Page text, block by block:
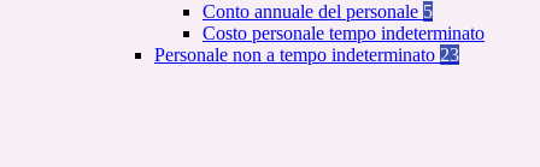
Conto annuale del personale 5
Costo personale tempo indeterminato
Personale non a tempo indeterminato 23